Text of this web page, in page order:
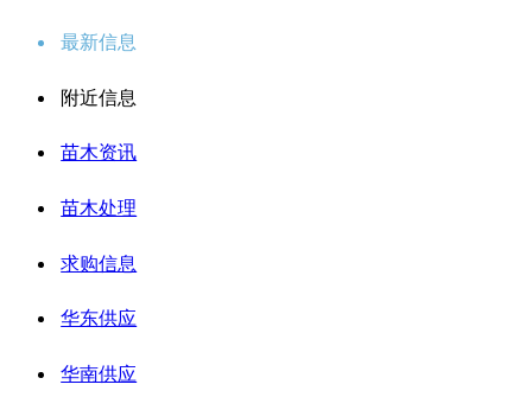
最新信息
附近信息
苗木资讯
苗木处理
求购信息
华东供应
华南供应